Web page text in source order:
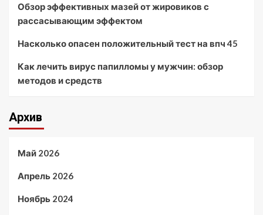
Обзор эффективных мазей от жировиков с
рассасывающим эффектом
Насколько опасен положительный тест на впч 45
Как лечить вирус папилломы у мужчин: обзор
методов и средств
Архив
Май 2026
Апрель 2026
Ноябрь 2024